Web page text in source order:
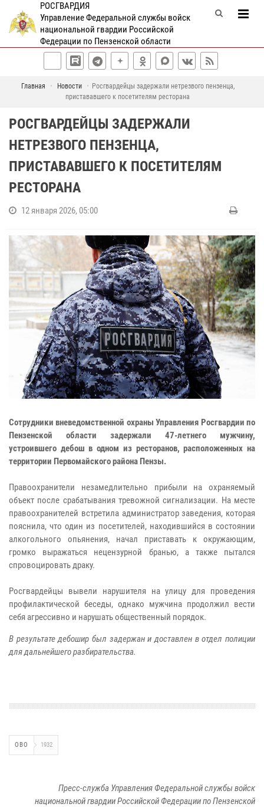
РОСГВАРДИЯ
Управление Федеральной службы войск
национальной гвардии Российской
Федерации по Пензенской области
Главная Новости
Росгвардейцы задержали нетрезвого пензенца,
пристававшего к посетителям ресторана
РОСГВАРДЕЙЦЫ ЗАДЕРЖАЛИ
НЕТРЕЗВОГО ПЕНЗЕНЦА,
ПРИСТАВАВШЕГО К ПОСЕТИТЕЛЯМ
РЕСТОРАНА
12 января 2026, 05:00
Сотрудники вневедомственной охраны Управления Росгвардии по
Пензенской области задержали 47-летнего мужчину,
устроившего дебош в одном из ресторанов, расположенных на
территории Первомайского района Пензы.
Правоохранители незамедлительно прибыли на охраняемый
объект после срабатывания тревожной сигнализации. На месте
правоохранителей встретила администратор заведения, которая
пояснила, что один из посетителей, находившийся в состоянии
алкогольного опьянения, начал приставать к окружающим,
громко выражаться нецензурной бранью, а также пытался
спровоцировать драку.
Росгвардейцы вывели нарушителя на улицу для проведения
профилактической беседы, однако мужчина продолжил вести
себя агрессивно и нарушать общественный порядок.
В результате дебошир был задержан и доставлен в отдел полиции
для дальнейшего разбирательства.
ОВО 1932
Пресс-служба Управления Федеральной службы войск
национальной гвардии Российской Федерации по Пензенской